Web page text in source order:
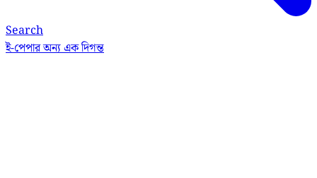
Search
ই-পেপারঅন্য এক দিগন্ত